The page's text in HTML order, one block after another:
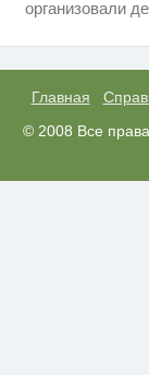
организовали
Главная
© 2008 Все
без
вы